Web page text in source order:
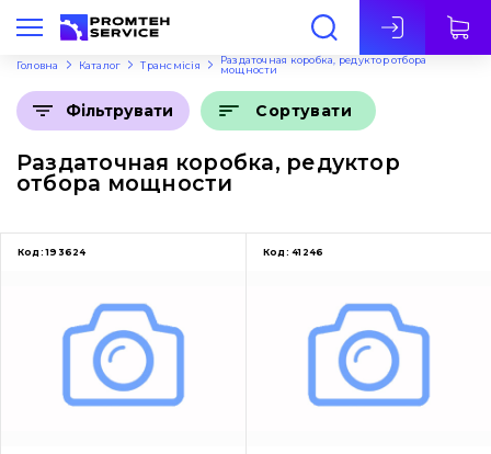
Укр
Головна Каталог Трансмісія
Раздаточная коробка, редуктор отбора
мощности
Раздаточная коробка, редуктор
отбора мощности
Фільтрувати Сортувати
Код: 193624 Код: 41246